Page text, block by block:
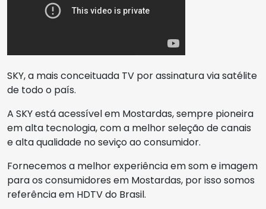
SKY, a mais conceituada TV por assinatura via satélite
de todo o país.
A SKY está acessível em Mostardas, sempre pioneira
em alta tecnologia, com a melhor seleção de canais
e alta qualidade no seviço ao consumidor.
Fornecemos a melhor experiência em som e imagem
para os consumidores em Mostardas, por isso somos
referência em HDTV do Brasil.